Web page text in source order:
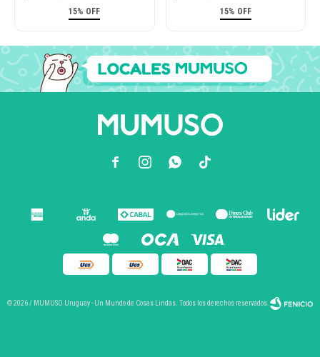
15% OFF 15% OFF
  
© 2026 / MUMUSO Uruguay - Un Mundo de Cosas Lindas. Todos los derechos reservados.